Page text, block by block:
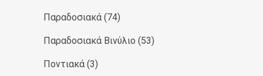
Παραδοσιακά (74)
Παραδοσιακά Βινύλιο (53)
Ποντιακά (3)